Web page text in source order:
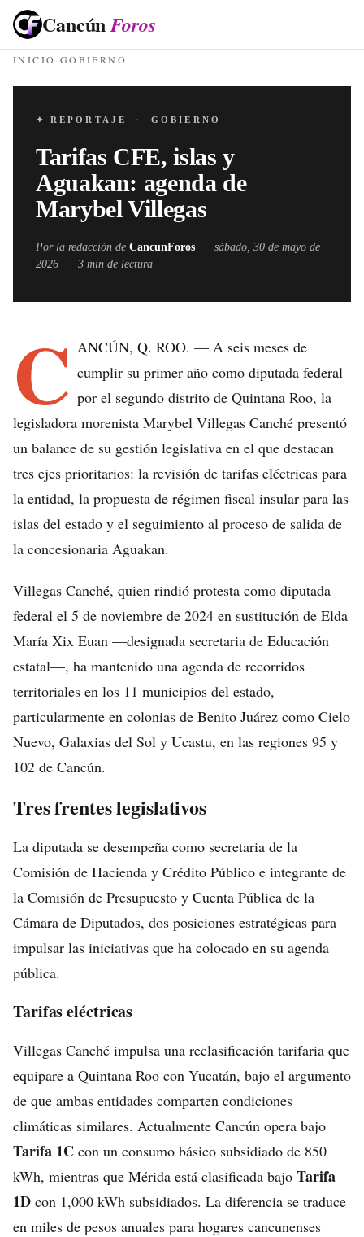
CancúnForos
INICIO· GOBIERNO
✦ REPORTAJE · GOBIERNO
Tarifas CFE, islas y
Aguakan: agenda de
Marybel Villegas
Por la redacción de CancunForos ·
sábado, 30 de mayo de
2026
· 3 min de lectura
C ANCÚN, Q. ROO. — A seis meses de
cumplir su primer año como diputada federal
por el segundo distrito de Quintana Roo, la
legisladora morenista Marybel Villegas Canché presentó
un balance de su gestión legislativa en el que destacan
tres ejes prioritarios: la revisión de tarifas eléctricas para
la entidad, la propuesta de régimen fiscal insular para las
islas del estado y el seguimiento al proceso de salida de
la concesionaria Aguakan.
Villegas Canché, quien rindió protesta como diputada
federal el 5 de noviembre de 2024 en sustitución de Elda
María Xix Euan —designada secretaria de Educación
estatal—, ha mantenido una agenda de recorridos
territoriales en los 11 municipios del estado,
particularmente en colonias de Benito Juárez como Cielo
Nuevo, Galaxias del Sol y Ucastu, en las regiones 95 y
102 de Cancún.
Tres frentes legislativos
La diputada se desempeña como secretaria de la
Comisión de Hacienda y Crédito Público e integrante de
la Comisión de Presupuesto y Cuenta Pública de la
Cámara de Diputados, dos posiciones estratégicas para
impulsar las iniciativas que ha colocado en su agenda
pública.
Tarifas eléctricas
Villegas Canché impulsa una reclasificación tarifaria que
equipare a Quintana Roo con Yucatán, bajo el argumento
de que ambas entidades comparten condiciones
climáticas similares. Actualmente Cancún opera bajo
Tarifa 1C con un consumo básico subsidiado de 850
kWh, mientras que Mérida está clasificada bajo Tarifa
1D con 1,000 kWh subsidiados. La diferencia se traduce
en miles de pesos anuales para hogares cancunenses